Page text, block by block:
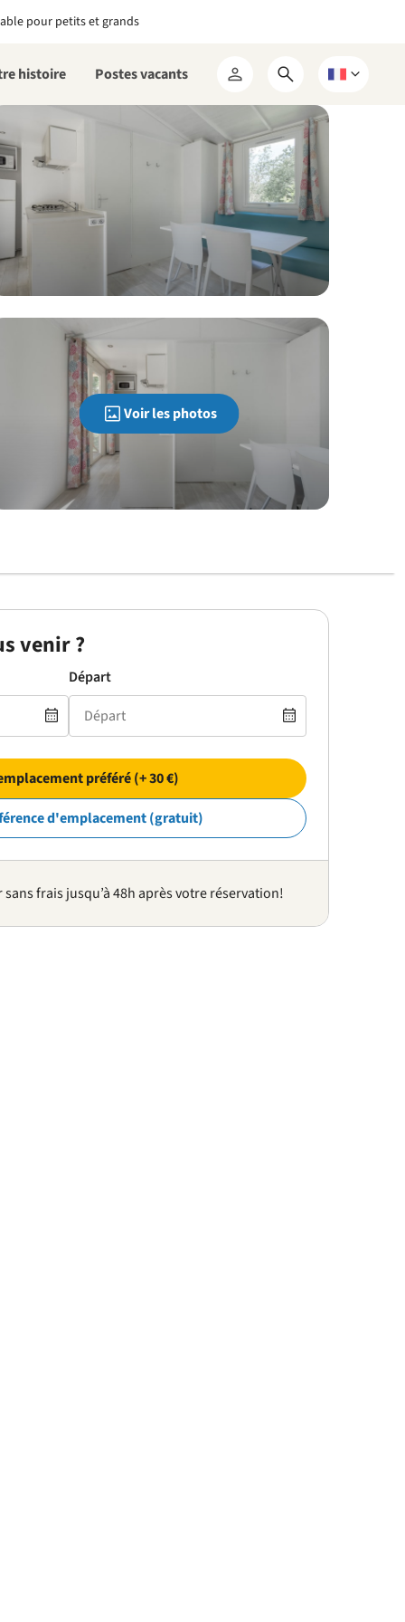
pour petits et grands
histoire Postes vacants
Mon
RCN
Ouvrir
le
formulaire
de
recherche
Choisissez
langue
Voir les photos
venir ?
Départ
préféré (+ 30 €)
d'emplacement (gratuit)
frais jusqu’à 48h après votre réservation!